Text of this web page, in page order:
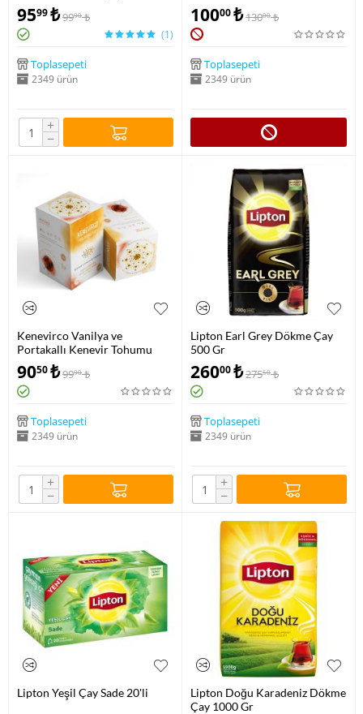
9599₺9990 ₺
(1)
Toplasepeti
2349 ürün
+
−
10000₺13000 ₺
Toplasepeti
2349 ürün
Kenevirco Vanilya ve
Portakallı Kenevir Tohumu
Çayı
9050₺9990 ₺
Toplasepeti
2349 ürün
+
−
Lipton Earl Grey Dökme Çay
500 Gr
26000₺27550 ₺
Toplasepeti
2349 ürün
+
−
Lipton Yeşil Çay Sade 20'li
Lipton Doğu Karadeniz Dökme
Çay 1000 Gr